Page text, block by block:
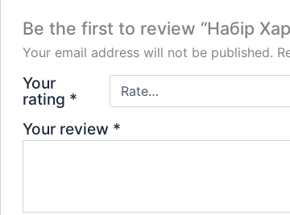
Be the first to review “Набір
Your email address will not be published.
Your
rating *
Your review *